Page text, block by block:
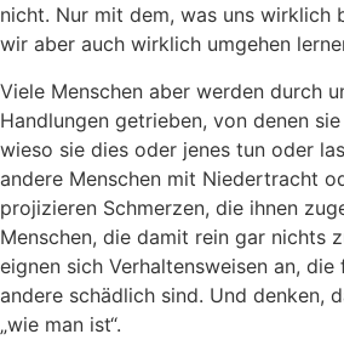
nicht. Nur mit dem, was uns wirklich
wir aber auch wirklich umgehen
Viele Menschen aber werden durch
Handlungen getrieben, von denen
wieso sie dies oder jenes tun oder
andere Menschen mit Niedertracht
projizieren Schmerzen, die ihnen
Menschen, die damit rein gar nichts
eignen sich Verhaltensweisen an,
andere schädlich sind. Und denken,
„wie man ist“.